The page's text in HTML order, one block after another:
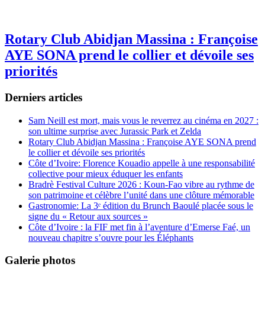
Rotary Club Abidjan Massina : Françoise
AYE SONA prend le collier et dévoile ses
priorités
Derniers articles
Sam Neill est mort, mais vous le reverrez au cinéma en 2027 :
son ultime surprise avec Jurassic Park et Zelda
Rotary Club Abidjan Massina : Françoise AYE SONA prend
le collier et dévoile ses priorités
Côte d’Ivoire: Florence Kouadio appelle à une responsabilité
collective pour mieux éduquer les enfants
Bradrè Festival Culture 2026 : Koun-Fao vibre au rythme de
son patrimoine et célèbre l’unité dans une clôture mémorable
Gastronomie: La 3ᵉ édition du Brunch Baoulé placée sous le
signe du « Retour aux sources »
Côte d’Ivoire : la FIF met fin à l’aventure d’Emerse Faé, un
nouveau chapitre s’ouvre pour les Éléphants
Galerie photos